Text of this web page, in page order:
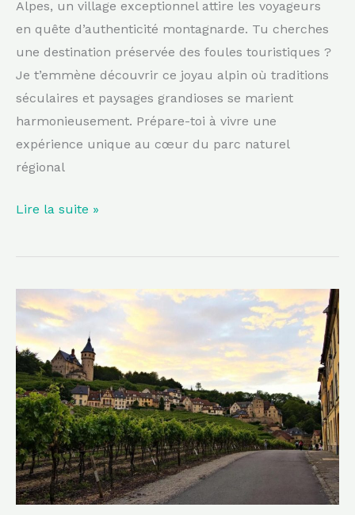
Alpes, un village exceptionnel attire les voyageurs
en quête d’authenticité montagnarde. Tu cherches
une destination préservée des foules touristiques ?
Je t’emmène découvrir ce joyau alpin où traditions
séculaires et paysages grandioses se marient
harmonieusement. Prépare-toi à vivre une
expérience unique au cœur du parc naturel
régional
Lire la suite »
Entre
vignes
et
clochers,
cette
cité
du
Beaujolais
doré
séduit